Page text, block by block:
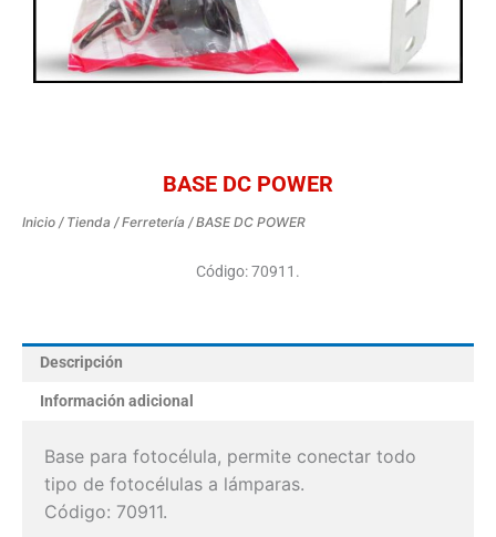
BASE DC POWER
Inicio / Tienda /Ferretería / BASE DC POWER
Código: 70911.
Descripción
Información adicional
Base para fotocélula, permite conectar todo
tipo de fotocélulas a lámparas.
Código: 70911.